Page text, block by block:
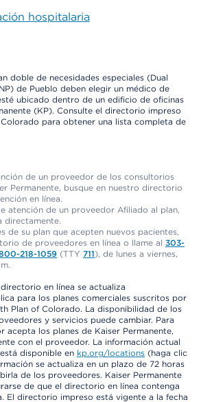
hospitalaria
doble de necesidades especiales (Dual
de Pueblo deben elegir un médico de
ubicado dentro de un edificio de oficinas
(KP). Consulte el directorio impreso
para obtener una lista completa de
de un proveedor de los consultorios
Permanente, busque en nuestro directorio
en línea.
atención de un proveedor Afiliado al plan,
directamente.
de su plan que acepten nuevos pacientes,
de proveedores en línea o llame al 303-
218-1059 (TTY 711), de lunes a viernes,
en línea se actualiza
para los planes comerciales suscritos por
Plan of Colorado. La disponibilidad de los
y servicios puede cambiar. Para
acepta los planes de Kaiser Permanente,
con el proveedor. La información actual
disponible en kp.org/locations (haga clic
se actualiza en un plazo de 72 horas
de los proveedores. Kaiser Permanente
de que el directorio en línea contenga
El directorio impreso está vigente a la fecha